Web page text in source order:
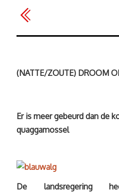
(NATTE/ZOUTE) DROOM
Er is meer gebeurd dan de
quaggamossel
De landsregering